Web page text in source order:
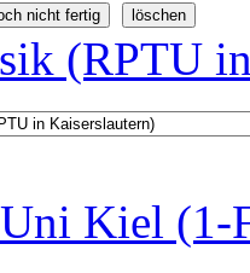
(RPTU
Kiel (1-